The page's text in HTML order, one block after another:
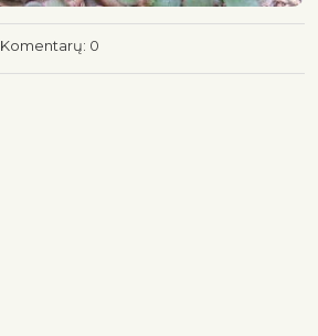
Komentarų: 0